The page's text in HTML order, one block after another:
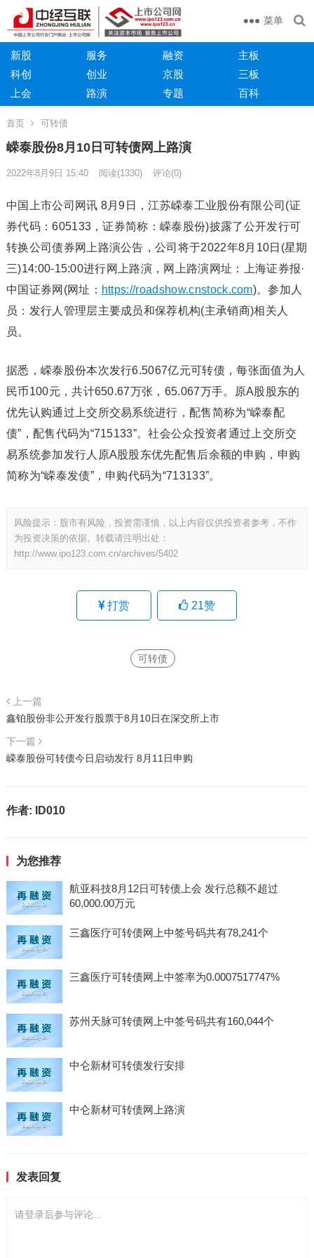
菜单
新股 服务 融资
主板
科创
创业 京股
三板
上会
路演 专题 百科
首页 可转债
嵘泰股份8月10日可转债网上路演
2022年8月9日 15:40 阅读(1330) 评论(0)
中国上市公司网讯 8月9日，江苏嵘泰工业股份有限公司(证
券代码：605133，证券简称：嵘泰股份)披露了公开发行可
转换公司债券网上路演公告，公司将于2022年8月10日(星期
三)14:00-15:00进行网上路演，网上路演网址：上海证券报·
中国证券网(网址： https://roadshow.cnstock.com)。参加人
员：发行人管理层主要成员和保荐机构(主承销商)相关人
员。
据悉，嵘泰股份本次发行6.5067亿元可转债，每张面值为人
民币100元，共计650.67万张，65.067万手。原A股股东的
优先认购通过上交所交易系统进行，配售简称为“嵘泰配
债”，配售代码为“715133”。社会公众投资者通过上交所交
易系统参加发行人原A股股东优先配售后余额的申购，申购
简称为“嵘泰发债”，申购代码为“713133”。
风险提示：股市有风险，投资需谨慎，以上内容仅供投资者参考，不作
为投资决策的依据。转载请注明出处：
http://www.ipo123.com.cn/archives/5402
打赏 21赞
可转债
上一篇
鑫铂股份非公开发行股票于8月10日在深交所上市
下一篇
嵘泰股份可转债今日启动发行 8月11日申购
作者: ID010
为您推荐
航亚科技8月12日可转债上会 发行总额不超过
60,000.00万元
三鑫医疗可转债网上中签号码共有78,241个
三鑫医疗可转债网上中签率为0.0007517747%
苏州天脉可转债网上中签号码共有160,044个
中仑新材可转债发行安排
中仑新材可转债网上路演
发表回复
请登录后参与评论...